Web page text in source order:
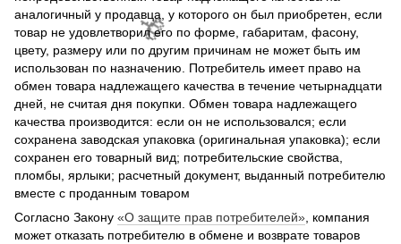
аналогичный у продавца, у которого он был приобретен, если
товар не удовлетворил его по форме, габаритам, фасону,
цвету, размеру или по другим причинам не может быть им
использован по назначению. Потребитель имеет право на
обмен товара надлежащего качества в течение четырнадцати
дней, не считая дня покупки. Обмен товара надлежащего
качества производится: если он не использовался; если
сохранена заводская упаковка (оригинальная упаковка); если
сохранен его товарный вид; потребительские свойства,
пломбы, ярлыки; расчетный документ, выданный потребителю
вместе с проданным товаром
Согласно Закону «О защите прав потребителей», компания
может отказать потребителю в обмене и возврате товаров